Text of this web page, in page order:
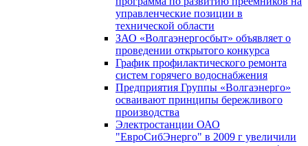
управленческие позиции в
технической области
ЗАО «Волгаэнергосбыт» объявляет о
проведении открытого конкурса
График профилактического ремонта
систем горячего водоснабжения
Предприятия Группы «Волгаэнерго»
осваивают принципы бережливого
производства
Электростанции ОАО
"ЕвроСибЭнерго" в 2009 г увеличили